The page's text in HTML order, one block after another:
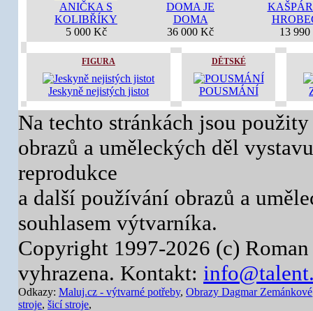
ANIČKA S
KOLIBŘÍKY
5 000 Kč
DOMA JE
DOMA
36 000 Kč
13
FIGURA
Jeskyně nejistých jistot
DĚTSKÉ
POUSMÁNÍ
Na techto stránkách jsou
obrazů a uměleckých děl
reprodukce
a další používání obrazů a
souhlasem výtvarníka.
Copyright 1997-2026 (c)
vyhrazena. Kontakt:
Odkazy: Maluj.cz - výtvarné potřeby, Obrazy Dagmar Zemánkové
stroje, šicí stroje,